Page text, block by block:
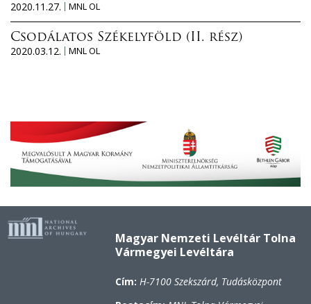
2020.11.27.
MNL OL
Csodálatos Székelyföld (II. rész)
2020.03.12.
MNL OL
Magyar Nemzeti Levéltár Tolna
Vármegyei Levéltára
Cím: H-7100 Szekszárd, Tudásközpont